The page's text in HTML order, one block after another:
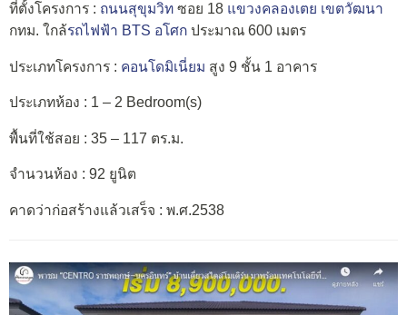
ที่ตั้งโครงการ : ถนนสุขุมวิท ซอย 18 แขวงคลองเตย เขตวัฒนา
กทม. ใกล้รถไฟฟ้า BTS อโศก ประมาณ 600 เมตร
ประเภทโครงการ : คอนโดมิเนี่ยม สูง 9 ชั้น 1 อาคาร
ประเภทห้อง : 1 – 2 Bedroom(s)
พื้นที่ใช้สอย : 35 – 117 ตร.ม.
จำนวนห้อง : 92 ยูนิต
คาดว่าก่อสร้างแล้วเสร็จ : พ.ศ.2538